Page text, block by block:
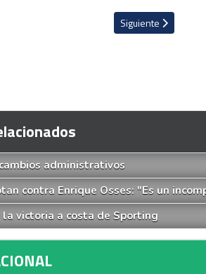
Ugalde suena fuerte para volver a
Artículo siguiente:
Siguiente
administrativos
contra Enrique Osses: "Es un
la victoria a costa de Sporting